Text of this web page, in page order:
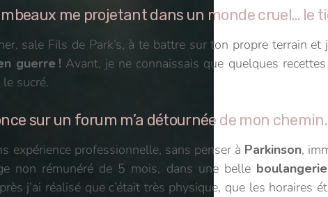
me projetant dans un monde cruel… le
sale Fils de Park’s, à te battre sur ton propre terrain et
guerre ! Avant, je ne connaissais que quelques
sucré.
sur un forum m’a détournée de mon
expérience professionnelle, sans penser à Parkinson,
non rémunéré de 5 mois, dans une belle
j’ai réalisé que c’était très physique, que les